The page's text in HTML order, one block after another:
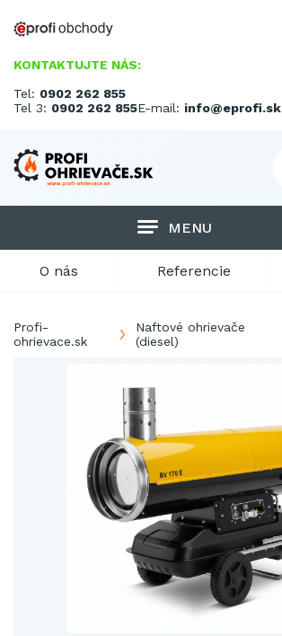
KONTAKTUJTE NÁS:
Tel: 0902 262 855
Tel 3: 0902 262 855E-mail: info@eprofi.sk
MENU
O nás Referencie
Profi-
ohrievace.sk
Naftové ohrievače
(diesel)